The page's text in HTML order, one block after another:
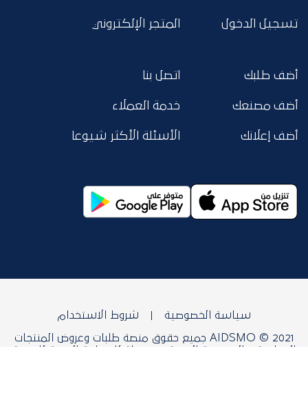
تسجيل الدخول المتجر الإلكتروني
أضف طلبك
أضف مصنعك
أضف إعلانك
اتصل بنا
خدمة العملاء
الأسئلة الأكثر شيوعا
سياسة الخصوصية شروط الاستخدام
AIDSMO © 2021 جميع حقوق منصة طلبات وعروض المنتجات